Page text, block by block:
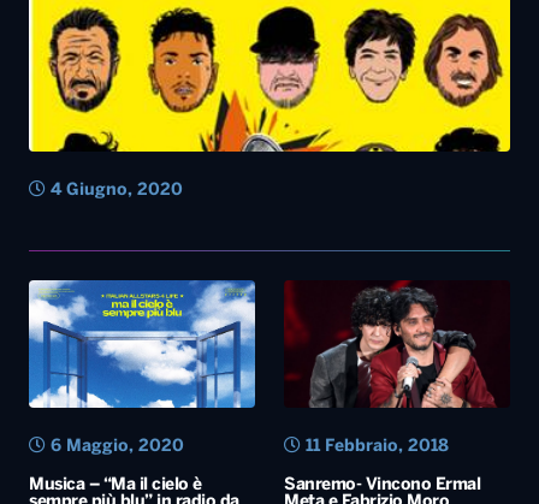
4 Giugno, 2020
Musica – “Ma il cielo è
6 Maggio, 2020
Sanremo- Vincono Ermal
11 Febbraio, 2018